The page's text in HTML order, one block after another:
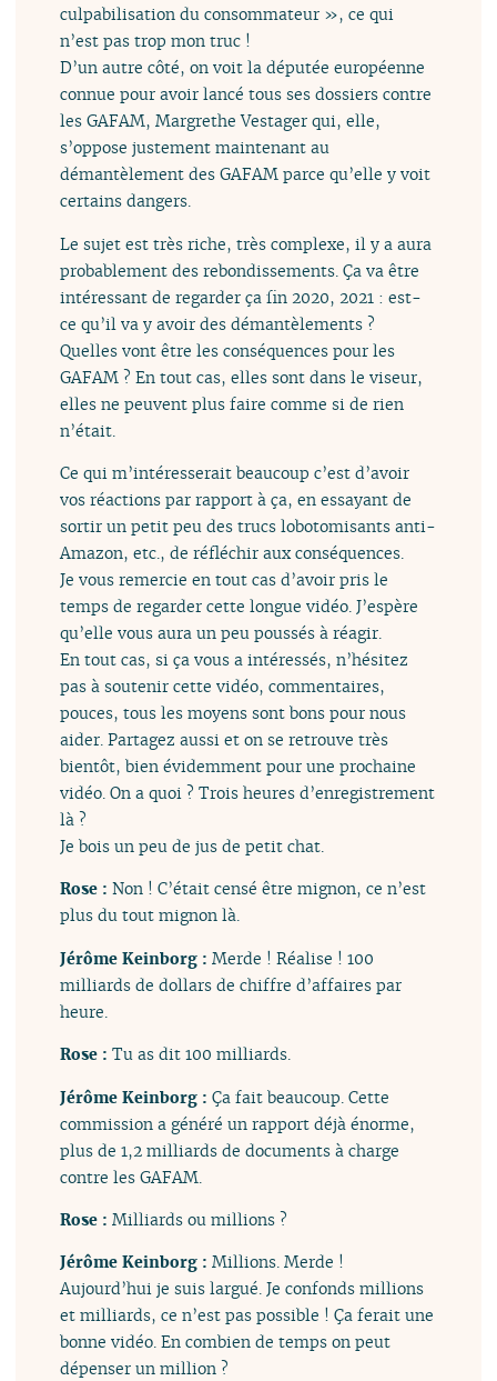
culpabilisation du consommateur », ce qui
n’est pas trop mon truc !
D’un autre côté, on voit la députée européenne
connue pour avoir lancé tous ses dossiers contre
les GAFAM, Margrethe Vestager qui, elle,
s’oppose justement maintenant au
démantèlement des GAFAM parce qu’elle y voit
certains dangers.
Le sujet est très riche, très complexe, il y a aura
probablement des rebondissements. Ça va être
intéressant de regarder ça fin 2020, 2021 : est-
ce qu’il va y avoir des démantèlements ?
Quelles vont être les conséquences pour les
GAFAM ? En tout cas, elles sont dans le viseur,
elles ne peuvent plus faire comme si de rien
n’était.
Ce qui m’intéresserait beaucoup c’est d’avoir
vos réactions par rapport à ça, en essayant de
sortir un petit peu des trucs lobotomisants anti-
Amazon, etc., de réfléchir aux conséquences.
Je vous remercie en tout cas d’avoir pris le
temps de regarder cette longue vidéo. J’espère
qu’elle vous aura un peu poussés à réagir.
En tout cas, si ça vous a intéressés, n’hésitez
pas à soutenir cette vidéo, commentaires,
pouces, tous les moyens sont bons pour nous
aider. Partagez aussi et on se retrouve très
bientôt, bien évidemment pour une prochaine
vidéo. On a quoi ? Trois heures d’enregistrement
là ?
Je bois un peu de jus de petit chat.
Rose :Non ! C’était censé être mignon, ce n’est
plus du tout mignon là.
Jérôme Keinborg :Merde ! Réalise ! 100
milliards de dollars de chiffre d’affaires par
heure.
Rose :Tu as dit 100 milliards.
Jérôme Keinborg :Ça fait beaucoup. Cette
commission a généré un rapport déjà énorme,
plus de 1,2 milliards de documents à charge
contre les GAFAM.
Rose :Milliards ou millions ?
Jérôme Keinborg :Millions. Merde !
Aujourd’hui je suis largué. Je confonds millions
et milliards, ce n’est pas possible ! Ça ferait une
bonne vidéo. En combien de temps on peut
dépenser un million ?